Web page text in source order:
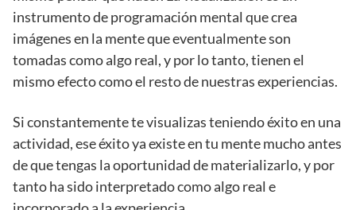
instrumento de programación mental que crea
imágenes en la mente que eventualmente son
tomadas como algo real, y por lo tanto, tienen el
mismo efecto como el resto de nuestras experiencias.
Si constantemente te visualizas teniendo éxito en una
actividad, ese éxito ya existe en tu mente mucho antes
de que tengas la oportunidad de materializarlo, y por
tanto ha sido interpretado como algo real e